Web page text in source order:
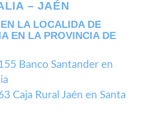
– JAÉN
LA LOCALIDA DE
EN LA PROVINCIA DE
Banco Santander en
Caja Rural Jaén en Santa